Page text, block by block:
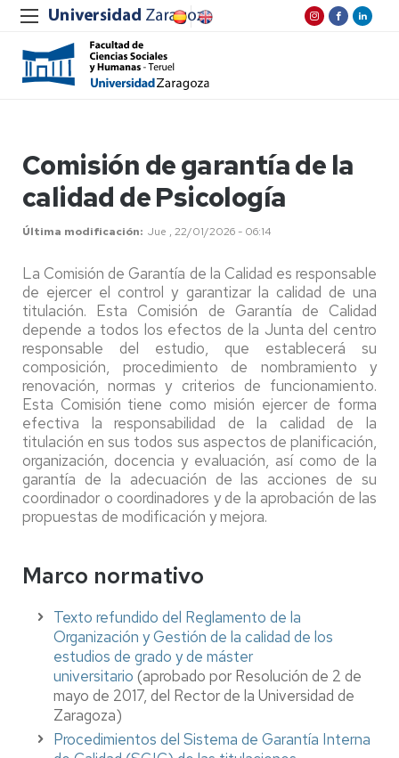
Comisión de garantía de la
calidad de Psicología
Última modificación Jue , 22/01/2026 - 06:14
La Comisión de Garantía de la Calidad es responsable
de ejercer el control y garantizar la calidad de una
titulación. Esta Comisión de Garantía de Calidad
depende a todos los efectos de la Junta del centro
responsable del estudio, que establecerá su
composición, procedimiento de nombramiento y
renovación, normas y criterios de funcionamiento.
Esta Comisión tiene como misión ejercer de forma
efectiva la responsabilidad de la calidad de la
titulación en sus todos sus aspectos de planificación,
organización, docencia y evaluación, así como de la
garantía de la adecuación de las acciones de su
coordinador o coordinadores y de la aprobación de las
propuestas de modificación y mejora.
Marco normativo
Texto refundido del Reglamento de la
Organización y Gestión de la calidad de los
estudios de grado y de máster
universitario (aprobado por Resolución de 2 de
mayo de 2017, del Rector de la Universidad de
Zaragoza)
Procedimientos del Sistema de Garantía Interna